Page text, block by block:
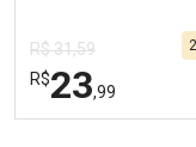
Por R$ 60,74/cada
R$ 31,59
R$23,99